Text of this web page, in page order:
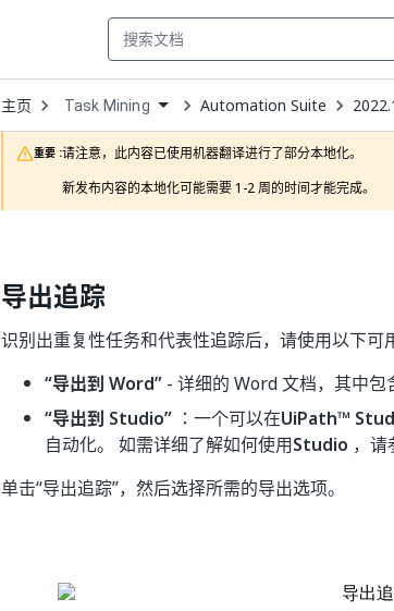
主页 Open
Dropdown
to
choose
product
Task Mining Automation Suite
重要 :请注意，此内容已使用机器翻译进行了部分本地化。
新发布内容的本地化可能需要 1-2 周的时间才能完成。
导出追踪
识别出重复性任务和代表性追踪后，请使用以下可
“导出到 Word” - 详细的 Word 文档，其中包
“导出到 Studio” ：一个可以在UiPath™
自动化。 如需详细了解如何使用Studio ，请
单击“导出追踪”，然后选择所需的导出选项。